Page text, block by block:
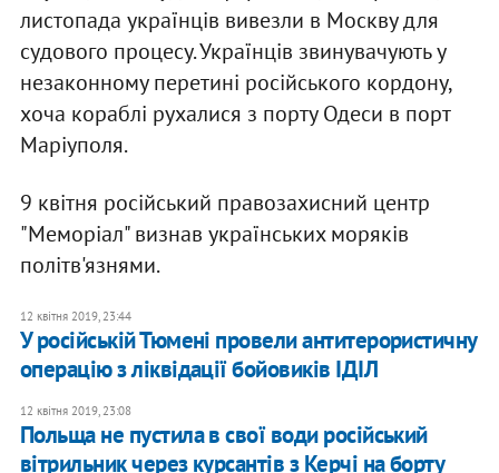
листопада українців вивезли в Москву для
судового процесу. Українців звинувачують у
незаконному перетині російського кордону,
хоча кораблі рухалися з порту Одеси в порт
Маріуполя.
9 квітня російський правозахисний центр
"Меморіал" визнав українських моряків
політв'язнями.
12 квітня 2019, 23:44
У російській Тюмені провели антитерористичну
операцію з ліквідації бойовиків ІДІЛ
12 квітня 2019, 23:08
Польща не пустила в свої води російський
вітрильник через курсантів з Керчі на борту